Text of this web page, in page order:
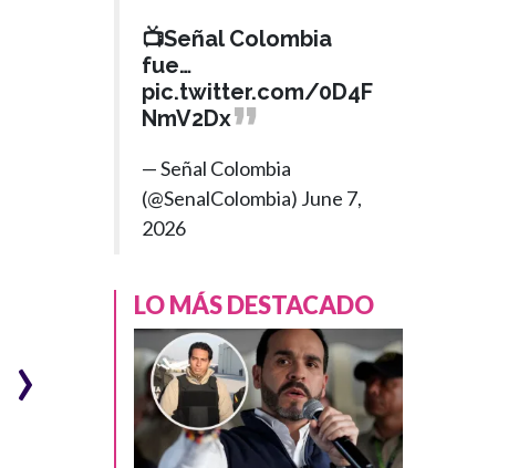
Hace 1 año
Doctor se declara
culpable por
suministrar
ketamina a
Matthew Perry
›
📺Señal Colombia
fue…
pic.twitter.com/0D4F
NmV2Dx
— Señal Colombia
(@SenalColombia) June 7,
2026
LO MÁS DESTACADO